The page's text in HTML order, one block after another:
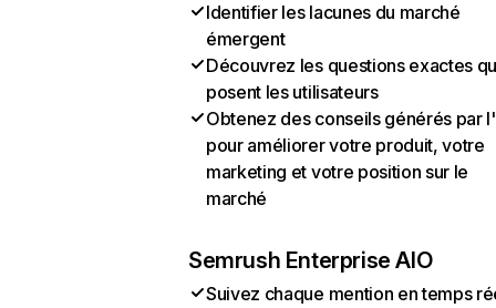
Identifier les lacunes du marché
émergent
Découvrez les questions exactes
posent les utilisateurs
Obtenez des conseils générés par
pour améliorer votre produit, votre
marketing et votre position sur le
marché
Semrush Enterprise AIO
Suivez chaque mention en temps